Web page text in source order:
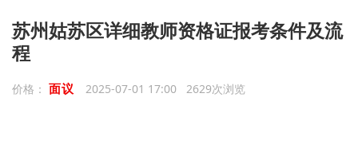
苏州姑苏区详细教师资格证报考条件及流
程
价格： 面议 2025-07-01 17:00 2629次浏览